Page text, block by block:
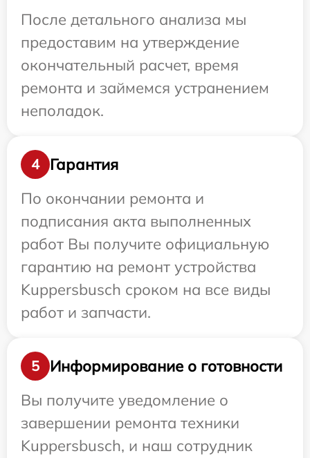
После детального анализа мы
предоставим на утверждение
окончательный расчет, время
ремонта и займемся устранением
неполадок.
4
Гарантия
По окончании ремонта и
подписания акта выполненных
работ Вы получите официальную
гарантию на ремонт устройства
Kuppersbusch сроком на все виды
работ и запчасти.
5
Информирование о готовности
Вы получите уведомление о
завершении ремонта техники
Kuppersbusch, и наш сотрудник